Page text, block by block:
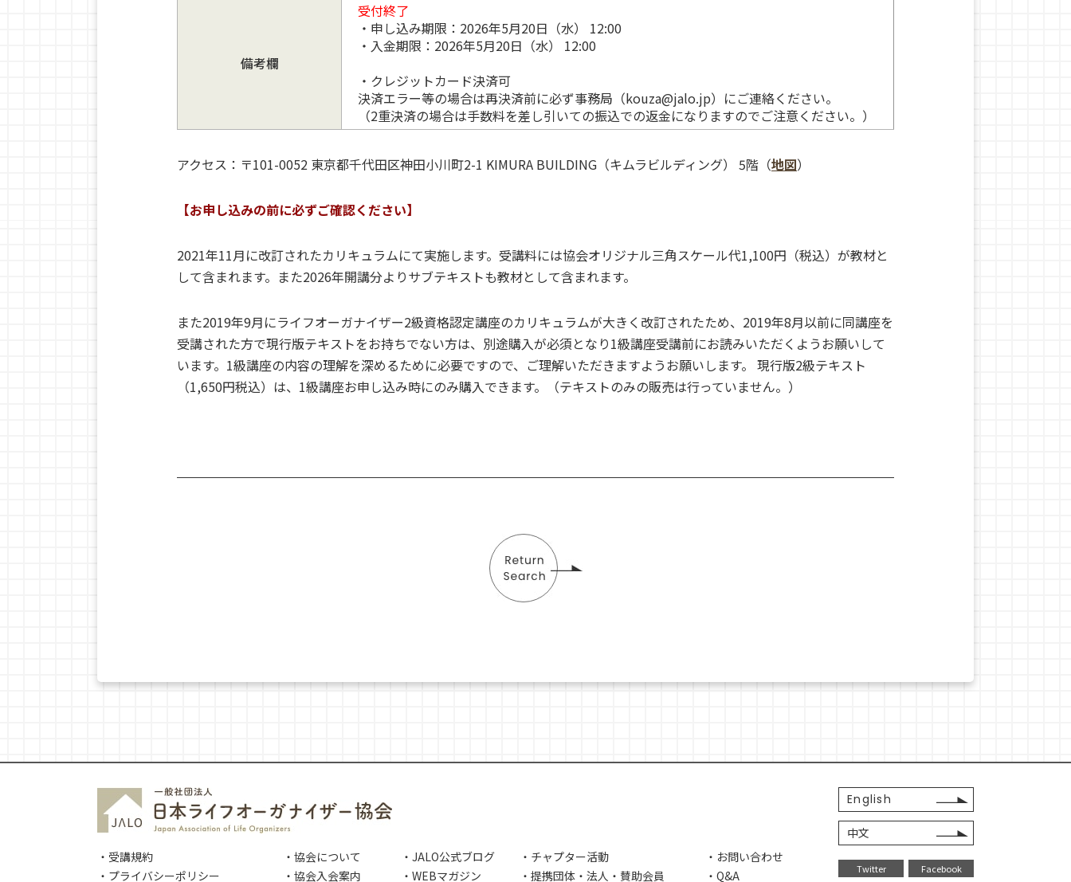
備考欄
受付終了
・申し込み期限：2026年5月20日（水） 12:00
・入金期限：2026年5月20日（水） 12:00
・クレジットカード決済可
決済エラー等の場合は再決済前に必ず事務局（kouza@jalo.jp）にご連絡ください。
（2重決済の場合は手数料を差し引いての振込での返金になりますのでご注意ください。）
アクセス：〒101-0052 東京都千代田区神田小川町2-1 KIMURA BUILDING（キムラビルディング） 5階（地図）
【お申し込みの前に必ずご確認ください】
2021年11月に改訂されたカリキュラムにて実施します。受講料には協会オリジナル三角スケール代1,100円（税込）が教材と
して含まれます。また2026年開講分よりサブテキストも教材として含まれます。
また2019年9月にライフオーガナイザー2級資格認定講座のカリキュラムが大きく改訂されたため、2019年8月以前に同講座を
受講された方で現行版テキストをお持ちでない方は、別途購入が必須となり1級講座受講前にお読みいただくようお願いして
います。1級講座の内容の理解を深めるために必要ですので、ご理解いただきますようお願いします。 現行版2級テキスト
（1,650円税込）は、1級講座お申し込み時にのみ購入できます。（テキストのみの販売は行っていません。）
・受講規約 ・協会について ・JALO公式ブログ ・チャプター活動
・お問い合わせ
・プライバシーポリシー
・協会入会案内 ・WEBマガジン ・提携団体・法人・賛助会員 ・Q&A
English
中文
Twitter Facebook